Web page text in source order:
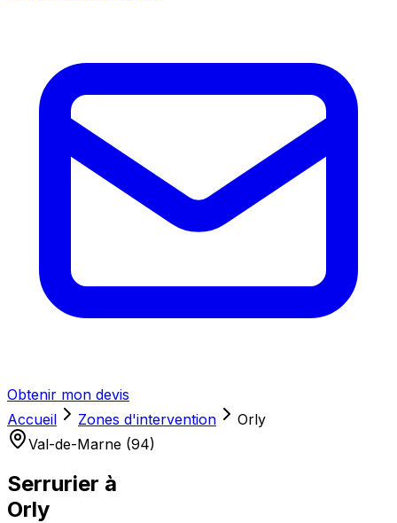
Obtenir mon devis
Accueil
Zones d'intervention
Orly
Val-de-Marne (94)
Serrurier à
Orly